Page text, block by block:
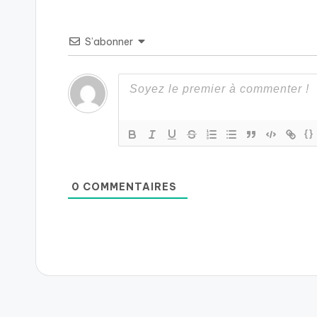
S’abonner
{}
0 COMMENTAIRES